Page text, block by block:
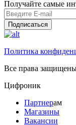
Получайте самые
Подписаться
Политика
Все права
Цифроник
Партнерам
Магазины
Вакансии